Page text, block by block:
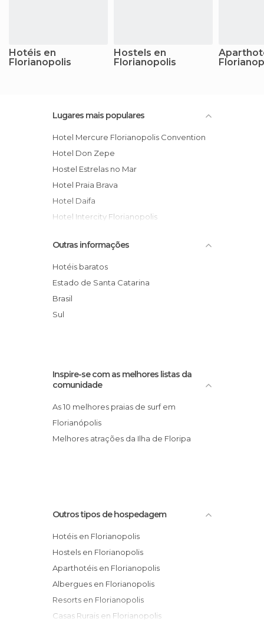
Hotéis en
Florianopolis
Hostels en
Florianopolis
Lugares mais populares
Hotel Mercure Florianopolis Convention
Hotel Don Zepe
Hostel Estrelas no Mar
Hotel Praia Brava
Hotel Daifa
Hotel Intercity Florianopolis
Pousada Magia do Sol
Hotel Boutique Quinta das Videiras
Hotel Ingleses Holiday
Coral Plaza Hotel
Bristol Castelmar Hotel
Outras informações
Hotéis baratos
Estado de Santa Catarina
Brasil
Sul
Inspire-se com as melhores listas da
comunidade
As 10 melhores praias de surf em
Florianópolis
Melhores atrações da Ilha de Floripa
Outros tipos de hospedagem
Hotéis en Florianopolis
Hostels en Florianopolis
Aparthotéis en Florianopolis
Albergues en Florianopolis
Resorts en Florianopolis
Casas Rurais en Florianopolis